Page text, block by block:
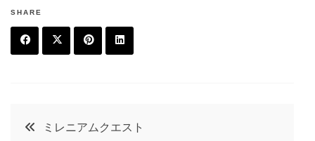
SHARE
e
e
投
ミレニアムクエスト